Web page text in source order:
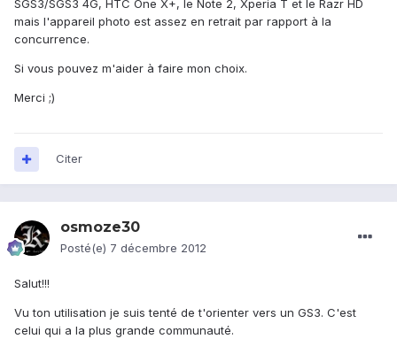
SGS3/SGS3 4G, HTC One X+, le Note 2, Xperia T et le Razr HD
mais l'appareil photo est assez en retrait par rapport à la
concurrence.
Si vous pouvez m'aider à faire mon choix.
Merci ;)
Citer
osmoze30
Posté(e) 7 décembre 2012
Salut!!!
Vu ton utilisation je suis tenté de t'orienter vers un GS3. C'est
celui qui a la plus grande communauté.